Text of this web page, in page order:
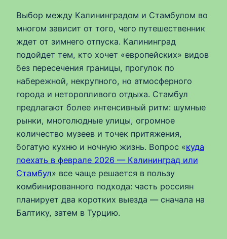
Выбор между Калининградом и Стамбулом во
многом зависит от того, чего путешественник
ждет от зимнего отпуска. Калининград
подойдет тем, кто хочет «европейских» видов
без пересечения границы, прогулок по
набережной, некрупного, но атмосферного
города и неторопливого отдыха. Стамбул
предлагают более интенсивный ритм: шумные
рынки, многолюдные улицы, огромное
количество музеев и точек притяжения,
богатую кухню и ночную жизнь. Вопрос «куда
поехать в феврале 2026 — Калининград или
Стамбул» все чаще решается в пользу
комбинированного подхода: часть россиян
планирует два коротких выезда — сначала на
Балтику, затем в Турцию.